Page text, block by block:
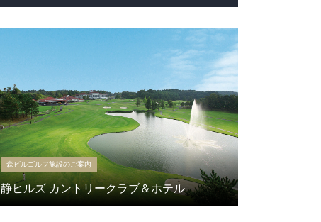
森ビルゴルフ施設のご案内
静ヒルズ カントリークラブ＆ホテル